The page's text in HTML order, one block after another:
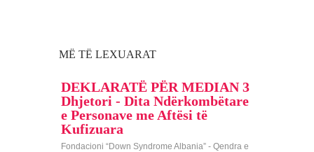
MË TË LEXUARAT
DEKLARATË PËR MEDIAN 3
Dhjetori - Dita Ndërkombëtare
e Personave me Aftësi të
Kufizuara
Fondacioni “Down Syndrome Albania” - Qendra e